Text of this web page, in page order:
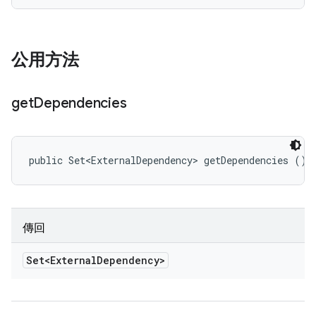
公用方法
getDependencies
public Set<ExternalDependency> getDependencies ()
傳回
Set<ExternalDependency>